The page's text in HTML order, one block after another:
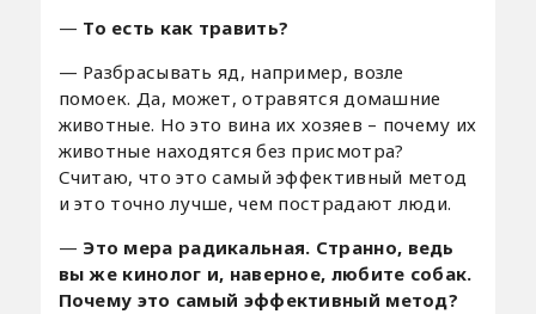
— То есть как травить?
— Разбрасывать яд, например, возле
помоек. Да, может, отравятся домашние
животные. Но это вина их хозяев – почему их
животные находятся без присмотра?
Считаю, что это самый эффективный метод
и это точно лучше, чем пострадают люди.
— Это мера радикальная. Странно, ведь
вы же кинолог и, наверное, любите собак.
Почему это самый эффективный метод?